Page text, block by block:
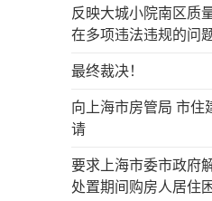
反映大城小院南区质
在多项违法违规的问
最终裁决！
向上海市房管局 市住
请
要求上海市委市政府
处置期间购房人居住